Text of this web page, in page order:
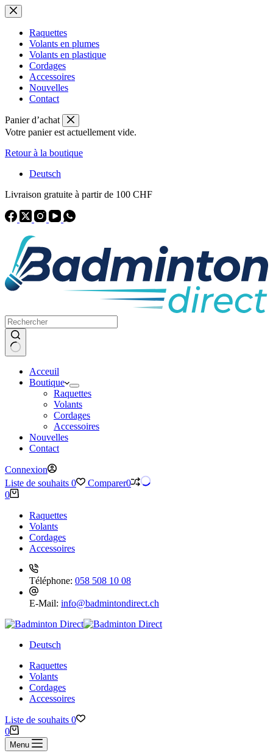
Passer
au
contenuRaquettes
Volants en plumes
Volants en plastique
Cordages
Accessoires
Nouvelles
Contact
Panier d’achat
Votre panier est actuellement vide.
Retour à la boutique
Deutsch
Livraison gratuite à partir de 100 CHF
résultatAcceuil
Boutique
Raquettes
Volants
Cordages
Accessoires
Nouvelles
Contact
Connexion
Liste de souhaits 0 Comparer0
Panier
0
Raquettes
Volants
Cordages
Accessoires
Téléphone: 058 508 10 08
E-Mail: info@badmintondirect.ch
Deutsch
Raquettes
Volants
Cordages
Accessoires
Liste de souhaits 0
Panier
d’achat
0
Menu